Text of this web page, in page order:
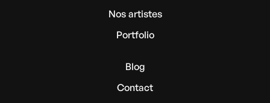
Nos artistes
Portfolio
Blog
Contact